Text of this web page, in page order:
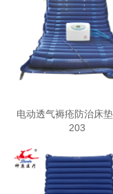
电动透气褥疮防治床
203